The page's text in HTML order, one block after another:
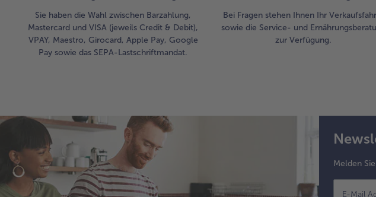
Sie haben die Wahl zwischen Barzahlung,
Mastercard und VISA (jeweils Credit & Debit),
VPAY, Maestro, Girocard, Apple Pay, Google
Pay sowie das SEPA-Lastschriftmandat.
Bei Fragen stehen Ihnen Ihr
sowie die Service- und
zur Verfügung.
Melden
E-Mail